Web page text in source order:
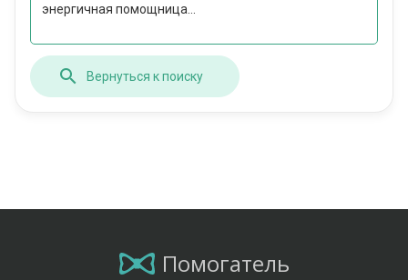
энергичная помощница...
Вернуться к поиску
Помогатель